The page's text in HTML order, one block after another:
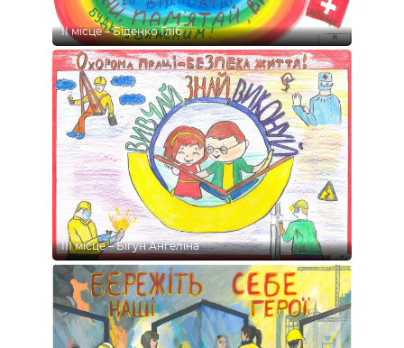
ІІ місце – Біденко Гліб
ІІІ місце – Бігун Ангеліна